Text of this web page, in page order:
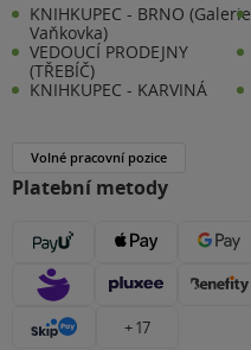
KNIHKUPEC - BRNO (Galerie
Vaňkovka)
VEDOUCÍ PRODEJNY
(TŘEBÍČ)
KNIHKUPEC - KARVINÁ
Volné pracovní pozice
Platební metody
+ 17